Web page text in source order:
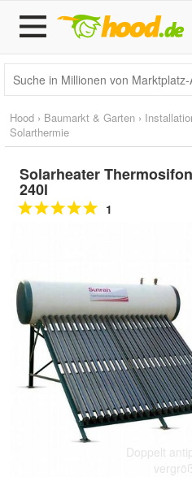
Hood › Baumarkt & Garten ›
Solarthermie
Solarheater
240l
1
Doppelt